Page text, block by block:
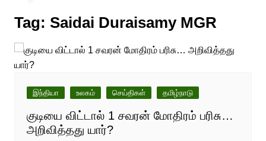
Tag: Saidai Duraisamy MGR
இந்தியா உலகம் செய்திகள் தமிழ்நாடு
குடியை விட்டால் 1 சவரன் மோதிரம் பரிசு…
அறிவித்தது யார்?